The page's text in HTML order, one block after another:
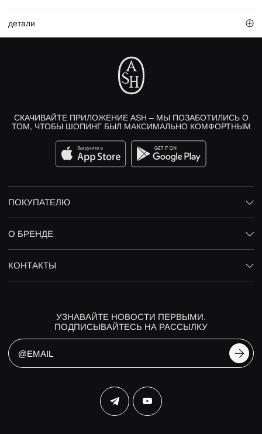
детали
СКАЧИВАЙТЕ ПРИЛОЖЕНИЕ ASH – МЫ ПОЗАБОТИЛИСЬ О
ТОМ, ЧТОБЫ ШОПИНГ БЫЛ МАКСИМАЛЬНО КОМФОРТНЫМ
ПОКУПАТЕЛЮ
О БРЕНДЕ
КОНТАКТЫ
УЗНАВАЙТЕ НОВОСТИ ПЕРВЫМИ.
ПОДПИСЫВАЙТЕСЬ НА РАССЫЛКУ